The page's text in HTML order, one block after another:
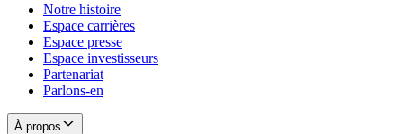
Notre histoire
Espace carrières
Espace presse
Espace investisseurs
Partenariat
Parlons-en
À propos